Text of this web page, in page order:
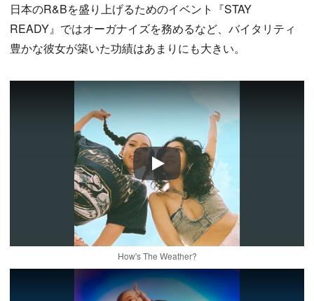
日本のR&Bを盛り上げるためのイベント『STAY
READY』ではオーガナイズを務めるなど、バイタリティ
豊かな彼女が築いた功績はあまりにも大きい。
Play
How's The Weather?